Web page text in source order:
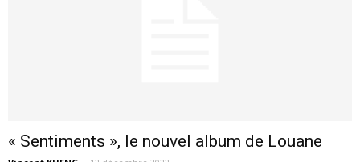
« Sentiments », le nouvel album de Louane